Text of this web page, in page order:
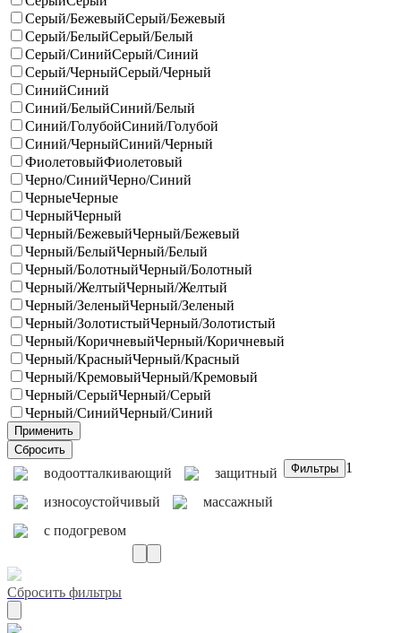
Серый/БежевыйСерый/Бежевый
Серый/БелыйСерый/Белый
Серый/СинийСерый/Синий
Серый/ЧерныйСерый/Черный
СинийСиний
Синий/БелыйСиний/Белый
Синий/ГолубойСиний/Голубой
Синий/ЧерныйСиний/Черный
ФиолетовыйФиолетовый
Черно/СинийЧерно/Синий
ЧерныеЧерные
ЧерныйЧерный
Черный/БежевыйЧерный/Бежевый
Черный/БелыйЧерный/Белый
Черный/БолотныйЧерный/Болотный
Черный/ЖелтыйЧерный/Желтый
Черный/ЗеленыйЧерный/Зеленый
Черный/ЗолотистыйЧерный/Золотистый
Черный/КоричневыйЧерный/Коричневый
Черный/КрасныйЧерный/Красный
Черный/КремовыйЧерный/Кремовый
Черный/СерыйЧерный/Серый
Черный/СинийЧерный/Синий
водоотталкивающий
защитный
износоустойчивый
массажный
с подогревом
1
Сбросить фильтры